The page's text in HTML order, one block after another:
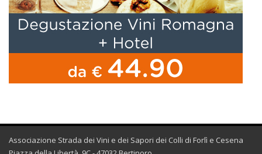
Associazione Strada dei Vini e dei Sapori dei Colli di Forlì e Cesena